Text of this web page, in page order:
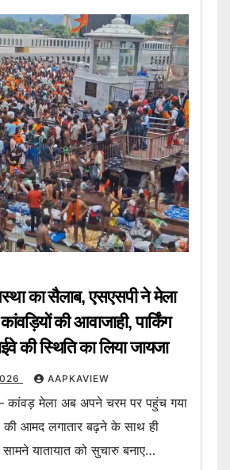
का सैलाब, एसएसपी ने मेला
की आवाजाही, पार्किंग
की स्थिति का लिया जायजा
AAPKAVIEW
– कांवड़ मेला अब अपने चरम पर पहुंच गया
की आमद लगातार बढ़ने के साथ ही
यातायात को सुचारु बनाए…